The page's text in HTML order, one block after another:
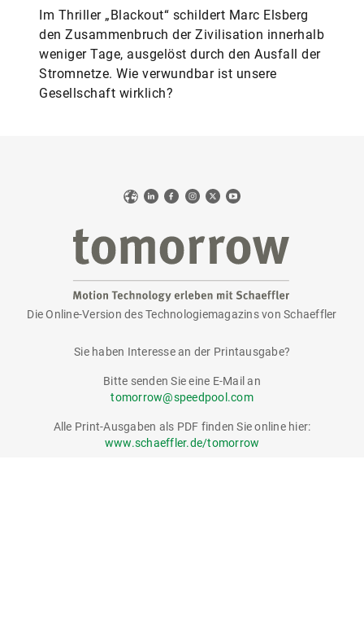
Im Thriller „Blackout“ schildert Marc Elsberg
den Zusammenbruch der Zivilisation innerhalb
weniger Tage, ausgelöst durch den Ausfall der
Stromnetze. Wie verwundbar ist unsere
Gesellschaft wirklich?
WebLinkedIn
Facebook
Instagram
X YouTube
tomorrow
Die Online-Version des Technologiemagazins von Schaeffler
Sie haben Interesse an der Printausgabe?
Bitte senden Sie eine E-Mail an
tomorrow@speedpool.com
Alle Print-Ausgaben als PDF finden Sie online hier:
www.schaeffler.de/tomorrow